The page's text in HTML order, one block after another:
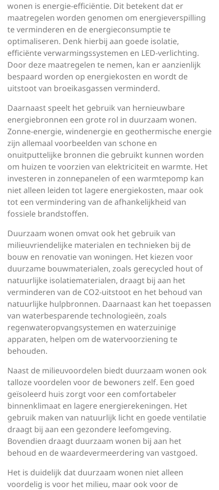
wonen is energie-efficiëntie. Dit betekent dat er
maatregelen worden genomen om energieverspilling
te verminderen en de energieconsumptie te
optimaliseren. Denk hierbij aan goede isolatie,
efficiënte verwarmingssystemen en LED-verlichting.
Door deze maatregelen te nemen, kan er aanzienlijk
bespaard worden op energiekosten en wordt de
uitstoot van broeikasgassen verminderd.
Daarnaast speelt het gebruik van hernieuwbare
energiebronnen een grote rol in duurzaam wonen.
Zonne-energie, windenergie en geothermische energie
zijn allemaal voorbeelden van schone en
onuitputtelijke bronnen die gebruikt kunnen worden
om huizen te voorzien van elektriciteit en warmte. Het
investeren in zonnepanelen of een warmtepomp kan
niet alleen leiden tot lagere energiekosten, maar ook
tot een vermindering van de afhankelijkheid van
fossiele brandstoffen.
Duurzaam wonen omvat ook het gebruik van
milieuvriendelijke materialen en technieken bij de
bouw en renovatie van woningen. Het kiezen voor
duurzame bouwmaterialen, zoals gerecycled hout of
natuurlijke isolatiematerialen, draagt bij aan het
verminderen van de CO2-uitstoot en het behoud van
natuurlijke hulpbronnen. Daarnaast kan het toepassen
van waterbesparende technologieën, zoals
regenwateropvangsystemen en waterzuinige
apparaten, helpen om de watervoorziening te
behouden.
Naast de milieuvoordelen biedt duurzaam wonen ook
talloze voordelen voor de bewoners zelf. Een goed
geïsoleerd huis zorgt voor een comfortabeler
binnenklimaat en lagere energierekeningen. Het
gebruik maken van natuurlijk licht en goede ventilatie
draagt bij aan een gezondere leefomgeving.
Bovendien draagt duurzaam wonen bij aan het
behoud en de waardevermeerdering van vastgoed.
Het is duidelijk dat duurzaam wonen niet alleen
voordelig is voor het milieu, maar ook voor de